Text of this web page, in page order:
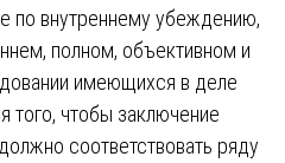
по внутреннему убеждению,
полном, объективном и
имеющихся в деле
того, чтобы заключение
соответствовать ряду